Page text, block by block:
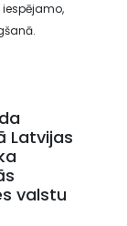
Latvijas
valstu